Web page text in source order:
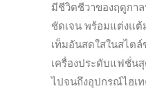
มีชีวิตชีวาของฤดูกา
ชัดเจน พร้อมแต่งแ
เท็มอันสดใสในสไตล์
เครื่องประดับแฟชั่น
ไปจนถึงอุปกรณ์ไฮเ